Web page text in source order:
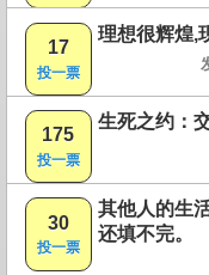
17
投一票
理想很辉煌,
175
投一票
生死之约：
30
投一票
其他人的生
还填不完。